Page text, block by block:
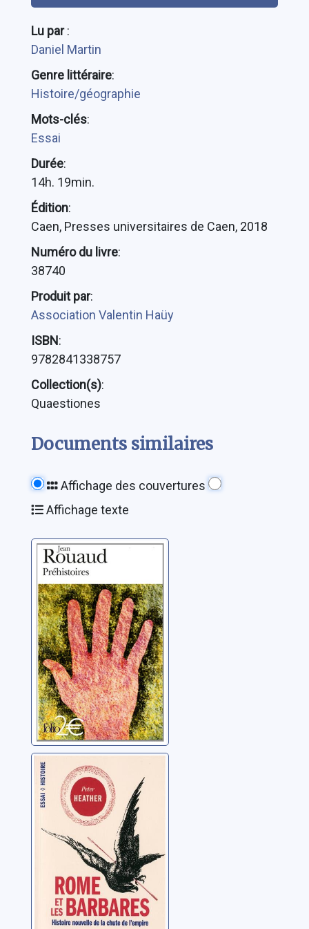
Lu par:
Daniel Martin
Genre littéraire:
Histoire/géographie
Mots-clés:
Essai
Durée:
14h. 19min.
Édition:
Caen, Presses universitaires de Caen, 2018
Numéro du livre:
38740
Produit par:
Association Valentin Haüy
ISBN:
9782841338757
Collection(s):
Quaestiones
Documents similaires
Affichage des couvertures
Affichage texte
Préhistoires
Rouaud, Jean
Rome et les
Barbares:
histoire nouvelle
de la chute d'un
empire
Heather, Peter J.